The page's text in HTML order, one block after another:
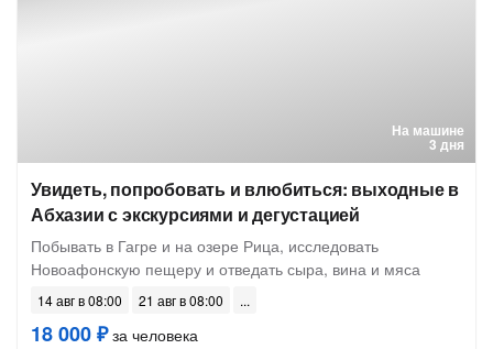
На машине
3 дня
Увидеть, попробовать и влюбиться: выходные в
Абхазии с экскурсиями и дегустацией
Побывать в Гагре и на озере Рица, исследовать
Новоафонскую пещеру и отведать сыра, вина и мяса
14 авг в 08:00 21 авг в 08:00
18 000 ₽за человека